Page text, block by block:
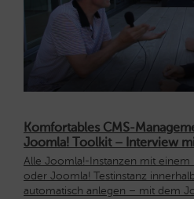
Komfortables CMS-
Joomla! Toolkit – Interview
Alle Joomla!-Instanzen mit einem
oder Joomla! Testinstanz
automatisch anlegen – mit dem